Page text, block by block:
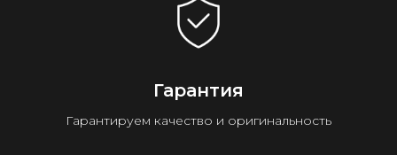
Гарантия
Гарантируем качество и оригинальность